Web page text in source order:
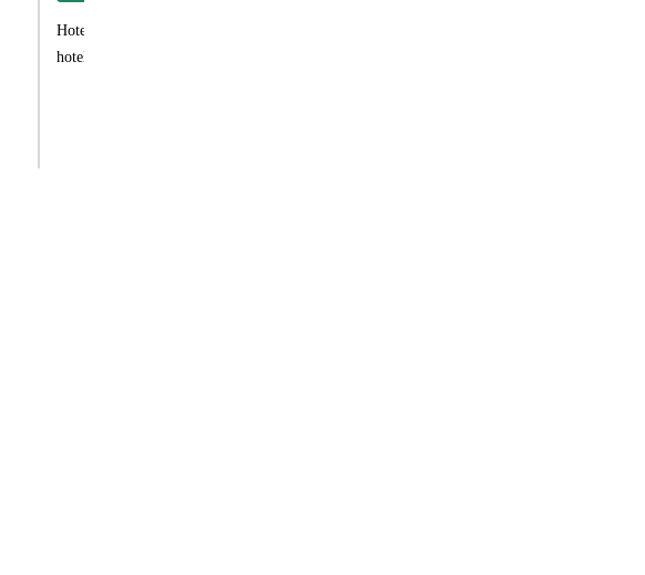
Hotel na vysoké úrovni, perzonál super.Vyborna kuchyň a dobré jídlo.V hotelu v nočních
hotelu pobíhá mnoho dětí bez dohledu rodičů.Jinak za mě hotel splnil mé požadavky.Mohu